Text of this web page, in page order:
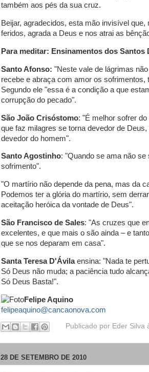
também aos pés da sua cruz.
Beijar, agradecidos, esta mão invisível
feridos, agrada a Deus e nos atrai as
Para meditar: Ensinamentos dos Santos
Santo Afonso: "Neste vale de lágrimas
recebe e abraça com amor os sofrimentos,
Segundo ele "essa é a condição a que
corrupção do pecado".
São João Crisóstomo: "É melhor sofrer
que faz milagres se torna devedor de
devedor do homem".
Santo Agostinho: "Quando se ama não
sofrimento".
"O martírio não depende da pena, mas da
Podemos ter a glória do martírio, sem
aceitação heróica da vontade de Deus".
São Francisco de Sales: "As cruzes que
excelentes, e que mais o são ainda – e
que se nos deparam em casa".
Santa Teresa D'Ávilaensina: "Nada te
Só Deus não muda; a paciência tudo
Só Deus Basta!".
Felipe Aquino
felipeaquino@cancaonova.com
Publicado por Eder Silva
28 DE SETEMBRO DE 2010